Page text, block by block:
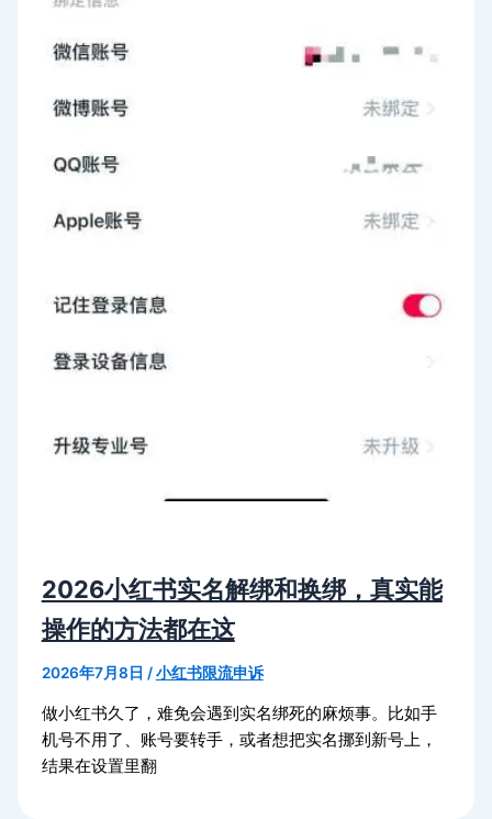
2026小红书实名解绑和换绑，真实能
操作的方法都在这
2026年7月8日 /小红书限流申诉
做小红书久了，难免会遇到实名绑死的麻烦事。比如手
机号不用了、账号要转手，或者想把实名挪到新号上，
结果在设置里翻